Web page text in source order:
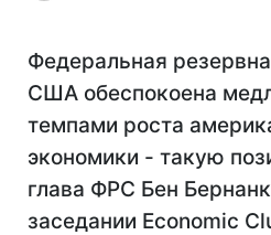
Федеральная
США обеспокоена
темпами роста
экономики - такую
глава ФРС Бен
заседании Economic